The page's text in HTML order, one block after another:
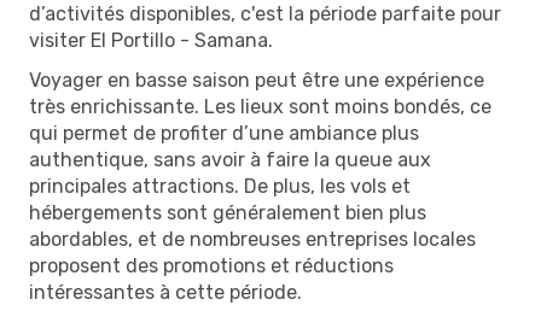
d’activités disponibles, c'est la période parfaite pour
visiter El Portillo - Samana.
Voyager en basse saison peut être une expérience
très enrichissante. Les lieux sont moins bondés, ce
qui permet de profiter d’une ambiance plus
authentique, sans avoir à faire la queue aux
principales attractions. De plus, les vols et
hébergements sont généralement bien plus
abordables, et de nombreuses entreprises locales
proposent des promotions et réductions
intéressantes à cette période.